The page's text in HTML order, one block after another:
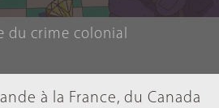
du crime colonial
à la France, du Canada